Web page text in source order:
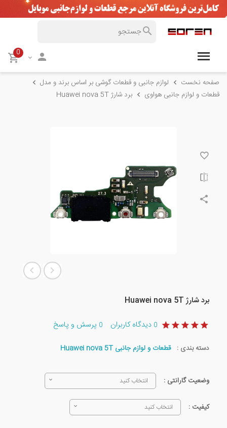
0
صفحه نخست
لوازم جانبی و قطعات گوشی بر اساس برند و مدل
قطعات و لوازم جانبی هواوی
برد شارژ Huawei nova 5T
برد شارژ Huawei nova 5T
0 دیدگاه کاربران 0 پرسش و پاسخ
دسته بندی : قطعات و لوازم جانبی Huawei nova 5T
وضعیت گارانتی : انتخاب کنید
کیفیت : انتخاب کنید